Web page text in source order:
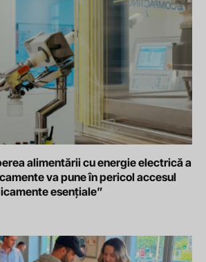
alimentării cu energie electrică a
va pune în pericol accesul
esențiale”